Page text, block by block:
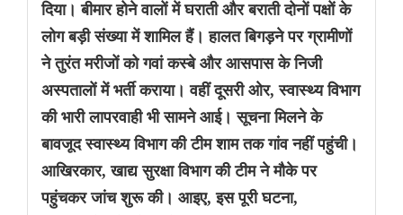
दिया। बीमार होने वालों में घराती और बराती दोनों पक्षों के
लोग बड़ी संख्या में शामिल हैं। हालत बिगड़ने पर ग्रामीणों
ने तुरंत मरीजों को गवां कस्बे और आसपास के निजी
अस्पतालों में भर्ती कराया। वहीं दूसरी ओर, स्वास्थ्य विभाग
की भारी लापरवाही भी सामने आई। सूचना मिलने के
बावजूद स्वास्थ्य विभाग की टीम शाम तक गांव नहीं पहुंची।
आखिरकार, खाद्य सुरक्षा विभाग की टीम ने मौके पर
पहुंचकर जांच शुरू की। आइए, इस पूरी घटना,